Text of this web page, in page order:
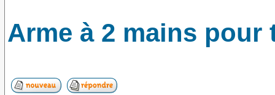
Arme à 2 mains pour